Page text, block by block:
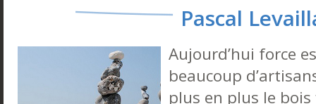
Pascal
Aujourd’hui force
beaucoup
plus en plus le